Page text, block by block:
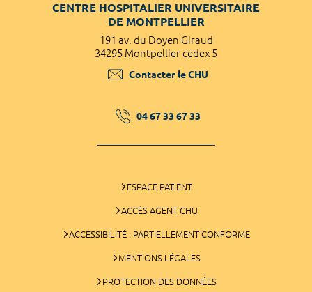
CENTRE HOSPITALIER UNIVERSITAIRE
DE MONTPELLIER
191 av. du Doyen Giraud
34295 Montpellier cedex 5
Contacter le CHU
04 67 33 67 33
ESPACE PATIENT
ACCÈS AGENT CHU
ACCESSIBILITÉ : PARTIELLEMENT CONFORME
MENTIONS LÉGALES
PROTECTION DES DONNÉES